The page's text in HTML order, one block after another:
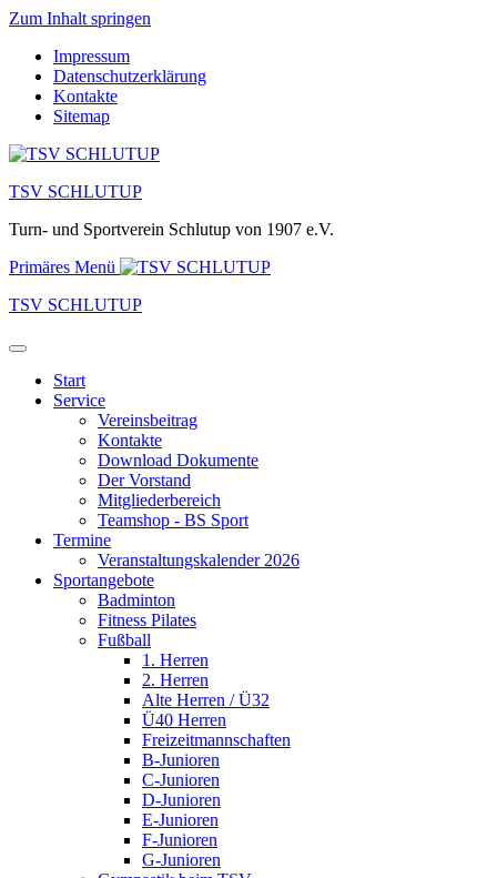
Zum Inhalt springen
Impressum
Datenschutzerklärung
Kontakte
Sitemap
TSV SCHLUTUP
Turn- und Sportverein Schlutup von 1907 e.V.
Primäres Menü
TSV SCHLUTUP
Start
Service
Vereinsbeitrag
Kontakte
Download Dokumente
Der Vorstand
Mitgliederbereich
Teamshop - BS Sport
Termine
Veranstaltungskalender 2026
Sportangebote
Badminton
Fitness Pilates
Fußball
1. Herren
2. Herren
Alte Herren / Ü32
Ü40 Herren
Freizeitmannschaften
B-Junioren
C-Junioren
D-Junioren
E-Junioren
F-Junioren
G-Junioren